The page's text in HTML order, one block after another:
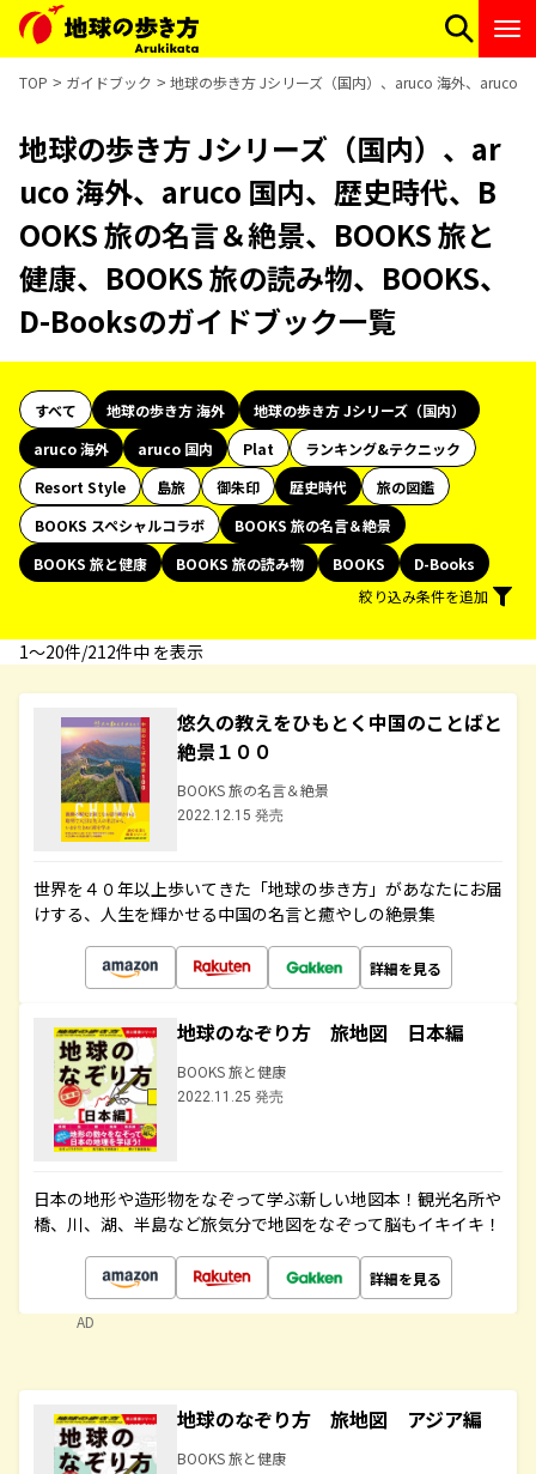
TOP ガイドブック 地球の歩き方 Jシリーズ（国内）、aruco 海外、aruco
地球の歩き方 Jシリーズ（国内）、ar
uco 海外、aruco 国内、歴史時代、B
OOKS 旅の名言＆絶景、BOOKS 旅と
健康、BOOKS 旅の読み物、BOOKS、
D-Booksのガイドブック一覧
すべて 地球の歩き方 海外
地球の歩き方 Jシリーズ（国内）
aruco 海外
aruco 国内 Plat
ランキング&テクニック
Resort Style
島旅 御朱印 歴史時代
旅の図鑑
BOOKS スペシャルコラボ
BOOKS 旅の名言＆絶景
BOOKS 旅と健康
BOOKS 旅の読み物 BOOKS
D-Books
絞り込み条件を追加
1〜20件/212件中 を表示
悠久の教えをひもとく中国のことばと
絶景１００
BOOKS 旅の名言＆絶景
2022.12.15 発売
世界を４０年以上歩いてきた「地球の歩き方」があなたにお届
けする、人生を輝かせる中国の名言と癒やしの絶景集
詳細を見る
地球のなぞり方 旅地図 日本編
BOOKS 旅と健康
2022.11.25 発売
日本の地形や造形物をなぞって学ぶ新しい地図本！観光名所や
橋、川、湖、半島など旅気分で地図をなぞって脳もイキイキ！
詳細を見る
AD
地球のなぞり方 旅地図 アジア編
BOOKS 旅と健康